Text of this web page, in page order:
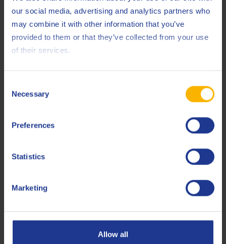
our social media, advertising and analytics partners who
may combine it with other information that you’ve
provided to them or that they’ve collected from your use
of their services.
Selection
Necessary
Preferences
Statistics
Marketing
Allow all
Volvo CNG
Less specifications
Einschränkungen
Verwandte Produkte